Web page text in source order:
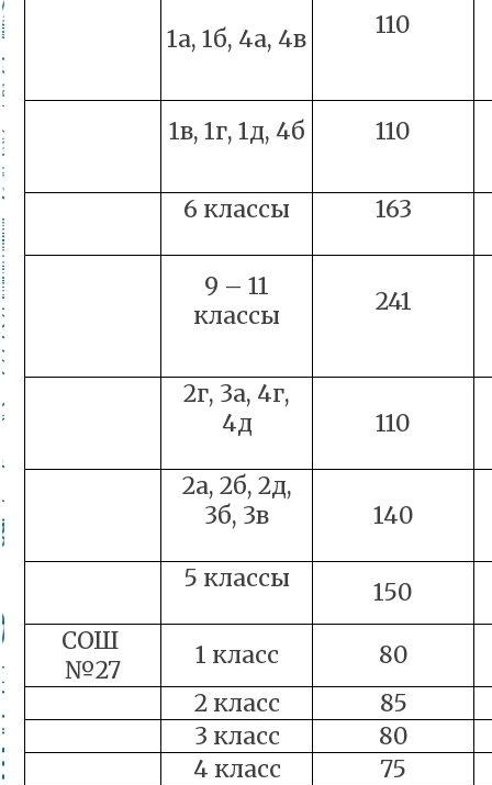
1а, 1б, 4а, 4в 110
1в, 1г, 1д, 4б 110
6 классы 163
9 – 11
классы
241
2г, 3а, 4г,
4д
110
2а, 2б, 2д,
3б, 3в
140
5 классы
150
СОШ
№27
1 класс
80
2 класс
85
3 класс
80
4 класс
75